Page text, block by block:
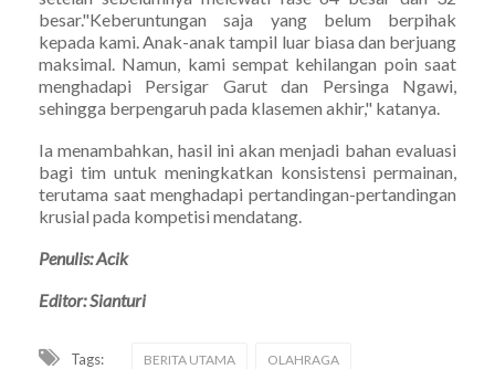
besar."Keberuntungan saja yang belum berpihak
kepada kami. Anak-anak tampil luar biasa dan berjuang
maksimal. Namun, kami sempat kehilangan poin saat
menghadapi Persigar Garut dan Persinga Ngawi,
sehingga berpengaruh pada klasemen akhir," katanya.
Ia menambahkan, hasil ini akan menjadi bahan evaluasi
bagi tim untuk meningkatkan konsistensi permainan,
terutama saat menghadapi pertandingan-pertandingan
krusial pada kompetisi mendatang.
Penulis: Acik
Editor: Sianturi
Tags: BERITA UTAMA OLAHRAGA